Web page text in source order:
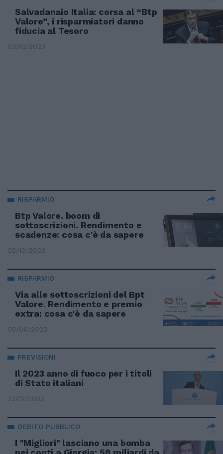
Salvadanaio Italia: corsa al “Btp
Valore”, i risparmiatori danno
fiducia al Tesoro
03/10/2023
RISPARMIO
Btp Valore. boom di
sottoscrizioni. Rendimento e
scadenze: cosa c'è da sapere
02/10/2023
RISPARMIO
Via alle sottoscrizioni del Bpt
Valore. Rendimento e premio
extra: cosa c'è da sapere
05/06/2023
PREVISIONI
Il 2023 anno di fuoco per i titoli
di Stato italiani
22/12/2022
DEBITO PUBBLICO
I "Migliori" lasciano una bomba